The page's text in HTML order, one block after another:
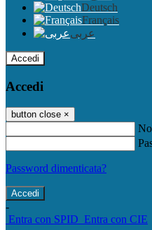
Deutsch
Français
عربى
Accedi
Accedi
button close ×
Password dimenticata?
-
Entra con SPID Entra con CIE